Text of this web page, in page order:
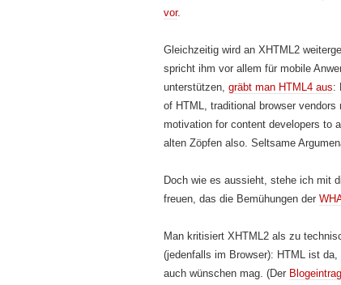
vor.
Gleichzeitig wird an XHTML2
spricht ihm vor allem für mobile
unterstützen, gräbt man HTML4 aus:
of HTML, traditional browser
motivation for content developers to
alten Zöpfen also. Seltsame
Doch wie es aussieht, stehe ich mit
freuen, das die Bemühungen der
Man kritisiert XHTML2 als zu
(jedenfalls im Browser): HTML ist
auch wünschen mag. (Der Blogeintrag